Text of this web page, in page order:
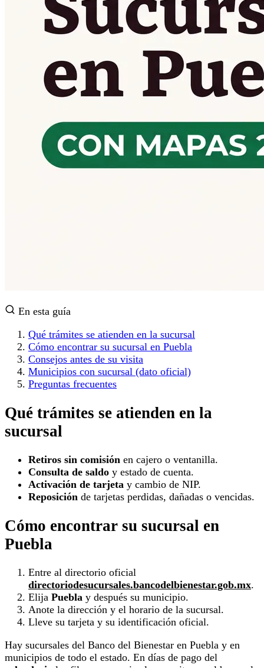
En esta guía
Qué trámites se atienden en la sucursal
Cómo encontrar su sucursal en Puebla
Consejos antes de su visita
Municipios con sucursal (dato oficial)
Preguntas frecuentes
Qué trámites se atienden en la
sucursal
Retiros sin comisión en cajero o ventanilla.
Consulta de saldo y estado de cuenta.
Activación de tarjeta y cambio de NIP.
Reposición de tarjetas perdidas, dañadas o vencidas.
Cómo encontrar su sucursal en
Puebla
Entre al directorio oficial
directoriodesucursales.bancodelbienestar.gob.mx.
Elija Puebla y después su municipio.
Anote la dirección y el horario de la sucursal.
Lleve su tarjeta y su identificación oficial.
Hay sucursales del Banco del Bienestar en Puebla y en
municipios de todo el estado. En días de pago del